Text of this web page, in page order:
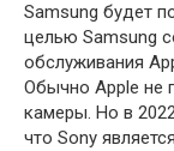
Samsung будет
целью Samsung
обслуживания
Обычно Apple не
камеры. Но в
что Sony